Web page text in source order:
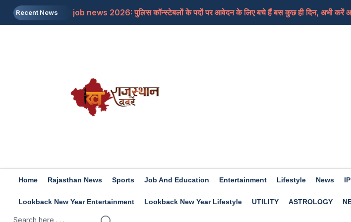
Recent News
job news 2026: पुलिस कॉन्स्टेबलों के पदों पर आवेदन के लिए बचे हैं बस कुछ ही दिन, अभी करें
Rashifal 7 aug 2026: इन राशियों के जातकों के लिए मिला जुला होगा दिन, मिलेगी आपको
Home Rajasthan News Sports Job And Education Entertainment Lifestyle News
Lookback New Year Entertainment Lookback New Year Lifestyle UTILITY ASTROLOGY